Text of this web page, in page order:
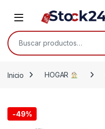
Open
Buscar por:
Inicio HOGAR
-49%